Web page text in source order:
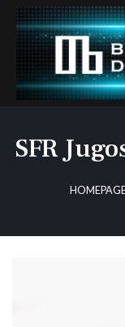
Skip
content
SFR